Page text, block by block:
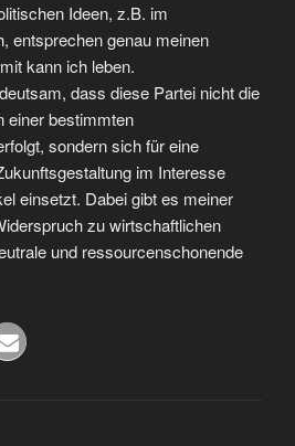
Ideen, z.B. im
entsprechen genau meinen
kann ich leben.
dass diese Partei nicht die
einer bestimmten
sondern sich für eine
im Interesse
einsetzt. Dabei gibt es meiner
zu wirtschaftlichen
und ressourcenschonende